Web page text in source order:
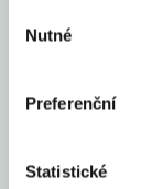
souhlasu
Nutné
Preferenční
Statistické